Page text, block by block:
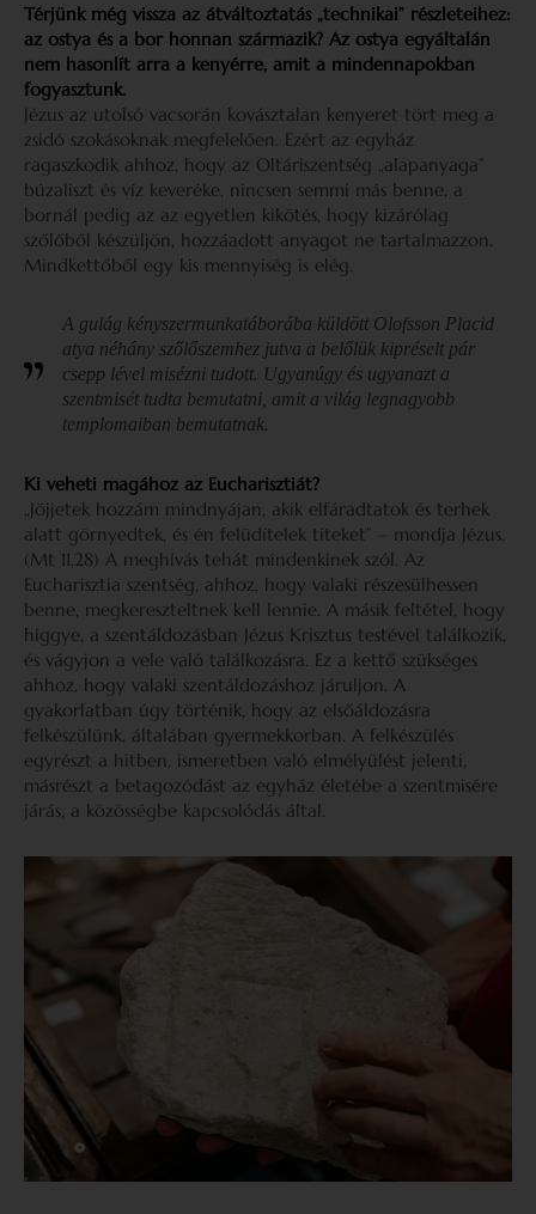
Térjünk még vissza az átváltoztatás „technikai” részleteihez:
az ostya és a bor honnan származik? Az ostya egyáltalán
nem hasonlít arra a kenyérre, amit a mindennapokban
fogyasztunk.
Jézus az utolsó vacsorán kovásztalan kenyeret tört meg a
zsidó szokásoknak megfelelően. Ezért az egyház
ragaszkodik ahhoz, hogy az Oltáriszentség „alapanyaga”
búzaliszt és víz keveréke, nincsen semmi más benne, a
bornál pedig az az egyetlen kikötés, hogy kizárólag
szőlőből készüljön, hozzáadott anyagot ne tartalmazzon.
Mindkettőből egy kis mennyiség is elég.
A gulág kényszermunkatáborába küldött Olofsson Placid
atya néhány szőlőszemhez jutva a belőlük kipréselt pár
csepp lével misézni tudott. Ugyanúgy és ugyanazt a
szentmisét tudta bemutatni, amit a világ legnagyobb
templomaiban bemutatnak.
Ki veheti magához az Eucharisztiát?
„Jöjjetek hozzám mindnyájan, akik elfáradtatok és terhek
alatt görnyedtek, és én felüdítelek titeket” – mondja Jézus.
(Mt 11,28) A meghívás tehát mindenkinek szól. Az
Eucharisztia szentség, ahhoz, hogy valaki részesülhessen
benne, megkereszteltnek kell lennie. A másik feltétel, hogy
higgye, a szentáldozásban Jézus Krisztus testével találkozik,
és vágyjon a vele való találkozásra. Ez a kettő szükséges
ahhoz, hogy valaki szentáldozáshoz járuljon. A
gyakorlatban úgy történik, hogy az elsőáldozásra
felkészülünk, általában gyermekkorban. A felkészülés
egyrészt a hitben, ismeretben való elmélyülést jelenti,
másrészt a betagozódást az egyház életébe a szentmisére
járás, a közösségbe kapcsolódás által.